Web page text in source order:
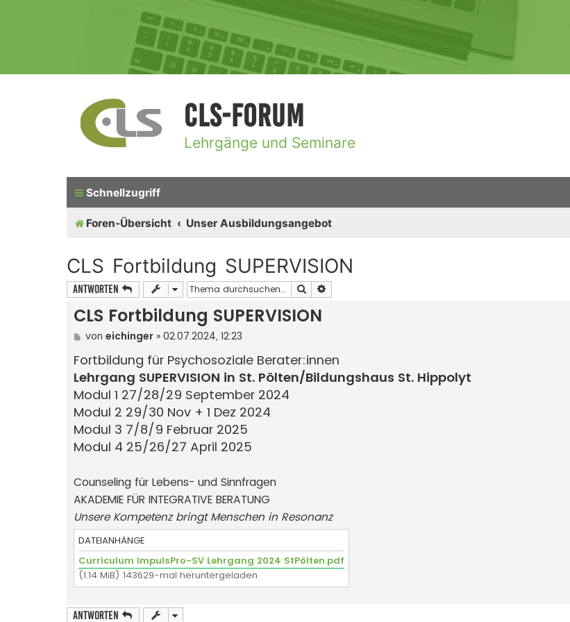
CLS-Forum
Lehrgänge und Seminare
Schnellzugriff
Foren-Übersicht Unser Ausbildungsangebot
CLS Fortbildung SUPERVISION
Antworten Suche
CLS Fortbildung SUPERVISION
B
i
t
r
a
g
von eichinger» 02.07.2024, 12:23
Fortbildung für Psychosoziale Berater:innen
Lehrgang SUPERVISION in St. Pölten/Bildungshaus St. Hippolyt
Modul 1 27/28/29 September 2024
Modul 2 29/30 Nov + 1 Dez 2024
Modul 3 7/8/9 Februar 2025
Modul 4 25/26/27 April 2025
Counseling für Lebens- und Sinnfragen
AKADEMIE FÜR INTEGRATIVE BERATUNG
Unsere Kompetenz bringt Menschen in Resonanz
DATEIANHÄNGE
Curriculum ImpulsPro-SV Lehrgang 2024 StPölten.pdf
(1.14 MiB) 143629-mal heruntergeladen
Antworten